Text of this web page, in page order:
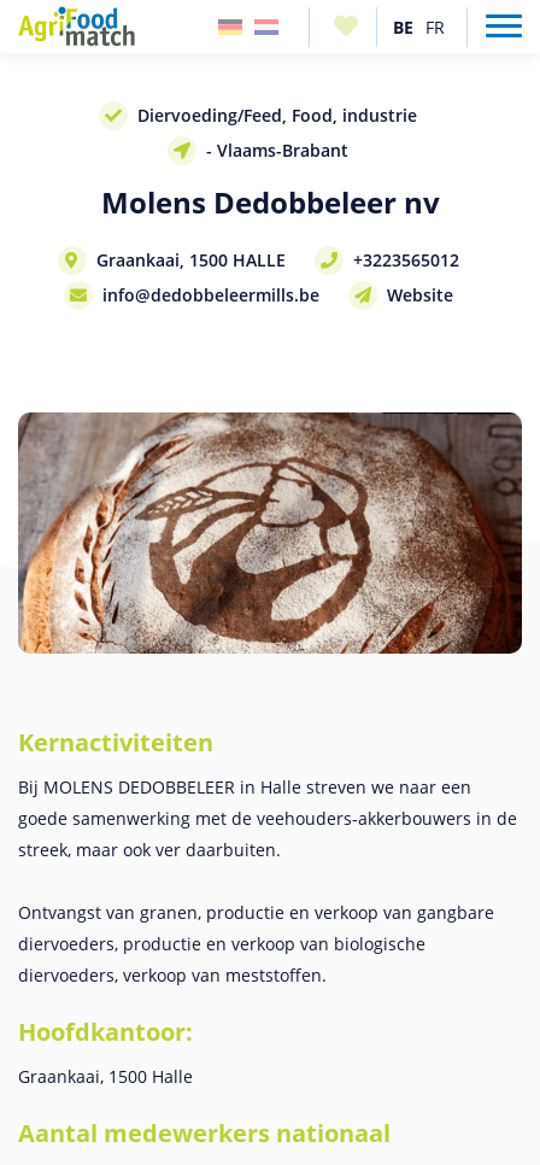
Diervoeding/Feed, Food, industrie
- Vlaams-Brabant
Molens Dedobbeleer nv
Graankaai, 1500 HALLE
+3223565012
info@dedobbeleermills.be
Website
Kernactiviteiten
Bij MOLENS DEDOBBELEER in Halle streven we naar een
goede samenwerking met de veehouders-akkerbouwers in de
streek, maar ook ver daarbuiten.
Ontvangst van granen, productie en verkoop van gangbare
diervoeders, productie en verkoop van biologische
diervoeders, verkoop van meststoffen.
Hoofdkantoor:
Graankaai, 1500 Halle
Aantal medewerkers nationaal